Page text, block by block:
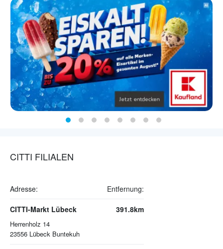
CITTI FILIALEN
Adresse: Entfernung:
CITTI-Markt Lübeck
Herrenholz 14
23556 Lübeck Buntekuh
391.8km